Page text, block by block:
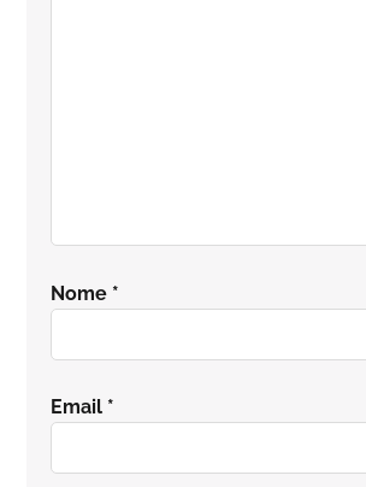
Nome *
Email *